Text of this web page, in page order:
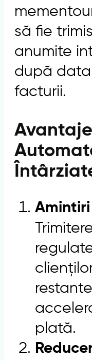
să fie
anumite
după
facturii.
plată.